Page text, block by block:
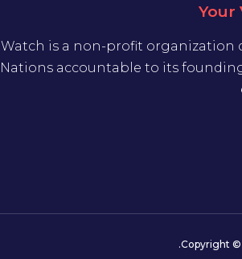
Your
Watch is a non-profit
Nations accountable to its
Copyright ©